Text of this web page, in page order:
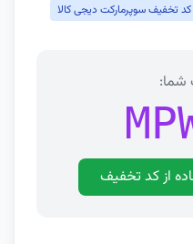
کد تخفیف سوپرمارکت دیجی کالا
شما:
از کد تخفیف